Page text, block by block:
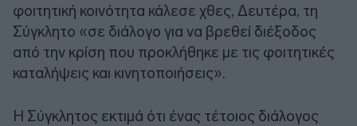
φοιτητική κοινότητα κάλεσε χθες, Δευτέρα, τη
Σύγκλητο «σε διάλογο για να βρεθεί διέξοδος
από την κρίση που προκλήθηκε με τις φοιτητικές
καταλήψεις και κινητοποιήσεις».
Η Σύγκλητος εκτιμά ότι ένας τέτοιος διάλογος